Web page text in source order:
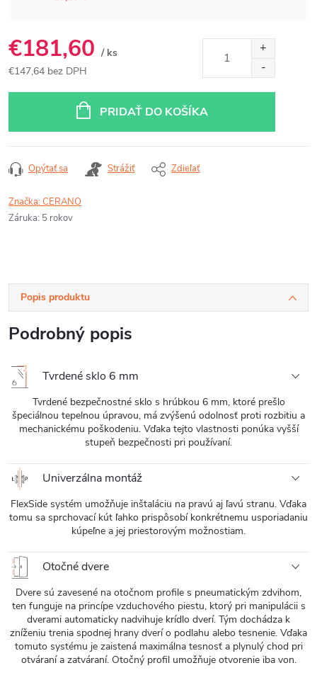
€181,60 / ks
€147,64 bez DPH
PRIDAŤ DO KOŠÍKA
Opýtať sa Strážiť Zdieľať
Značka:CERANO
Záruka: 5 rokov
Popis produktu
Podrobný popis
Tvrdené sklo 6 mm
Tvrdené bezpečnostné sklo s hrúbkou 6 mm, ktoré prešlo
špeciálnou tepelnou úpravou, má zvýšenú odolnosť proti rozbitiu a
mechanickému poškodeniu. Vďaka tejto vlastnosti ponúka vyšší
stupeň bezpečnosti pri používaní.
Univerzálna montáž
FlexSide systém umožňuje inštaláciu na pravú aj ľavú stranu. Vďaka
tomu sa sprchovací kút ľahko prispôsobí konkrétnemu usporiadaniu
kúpeľne a jej priestorovým možnostiam.
Otočné dvere
Dvere sú zavesené na otočnom profile s pneumatickým zdvihom,
ten funguje na princípe vzduchového piestu, ktorý pri manipulácii s
dverami automaticky nadvihuje krídlo dverí. Tým dochádza k
zníženiu trenia spodnej hrany dverí o podlahu alebo tesnenie. Vďaka
tomuto systému je zaistená maximálna tesnosť a plynulý chod pri
otváraní a zatváraní. Otočný profil umožňuje otvorenie iba von.